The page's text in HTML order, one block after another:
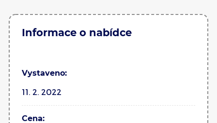
Informace o nabídce
Vystaveno:
11. 2. 2022
Cena: